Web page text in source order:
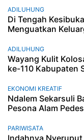
ADILUHUNG
Di Tengah
Menguatkan
ADILUHUNG
Wayang Kulit
ke-110 Kabupaten
EKONOMI KREATIF
Ndalem Sekarsuli
Pesona Alam
PARIWISATA